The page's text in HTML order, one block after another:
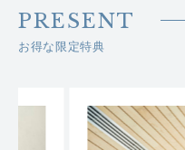
PRESENT
お得な限定特典